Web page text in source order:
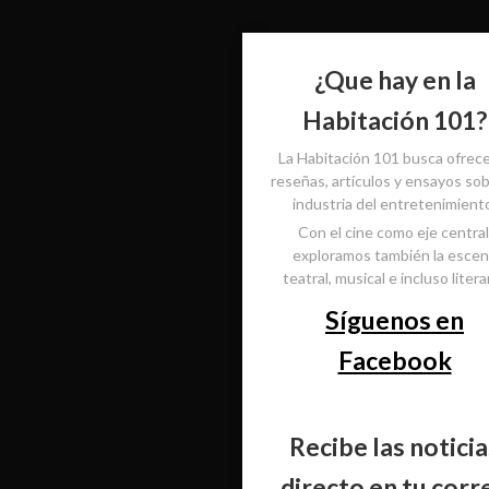
¿Que hay en la
Habitación 101?
La Habitación 101 busca
reseñas, artículos y ensayos
industria del
Con el cine como eje
exploramos también la
teatral, musical e incluso
Síguenos en
Facebook
Recibe las